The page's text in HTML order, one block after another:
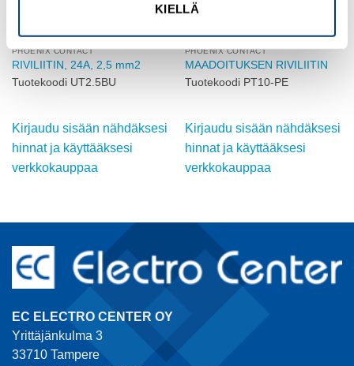
KIELLÄ
PHOENIX CONTACT
RIVILIITIN, 24A, 2,5 mm2
Tuotekoodi UT2.5BU
Kirjaudu sisään nähdäksesi
hinnat ja käyttääksesi
verkkokauppaa
PHOENIX CONTACT
MAADOITUKSEN RIVILIITIN
Tuotekoodi PT10-PE
Kirjaudu sisään nähdäksesi
hinnat ja käyttääksesi
verkkokauppaa
EC ELECTRO CENTER OY
Yrittäjänkulma 3
33710 Tampere